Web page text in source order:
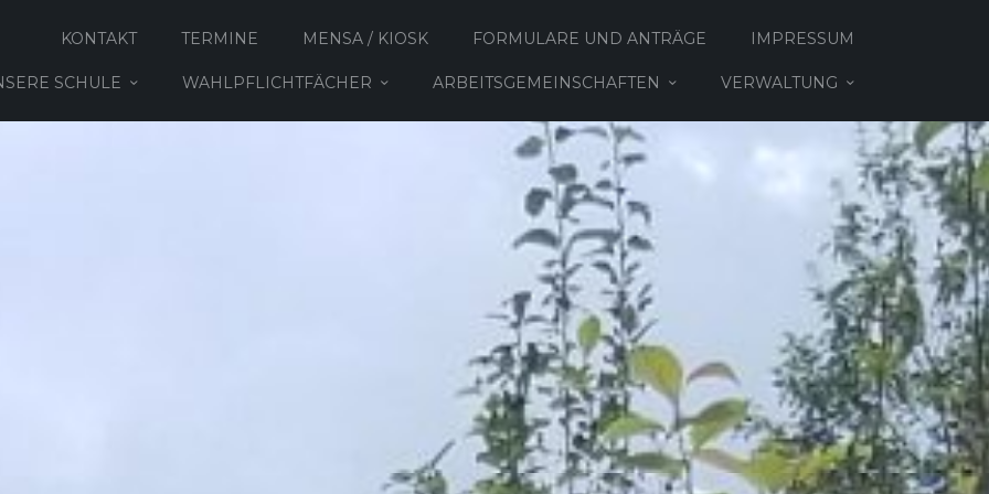
KONTAKT TERMINE MENSA / KIOSK FORMULARE UND ANTRÄGE IMPRESSUM
SCHULE WAHLPFLICHTFÄCHER ARBEITSGEMEINSCHAFTEN VERWALTUNG